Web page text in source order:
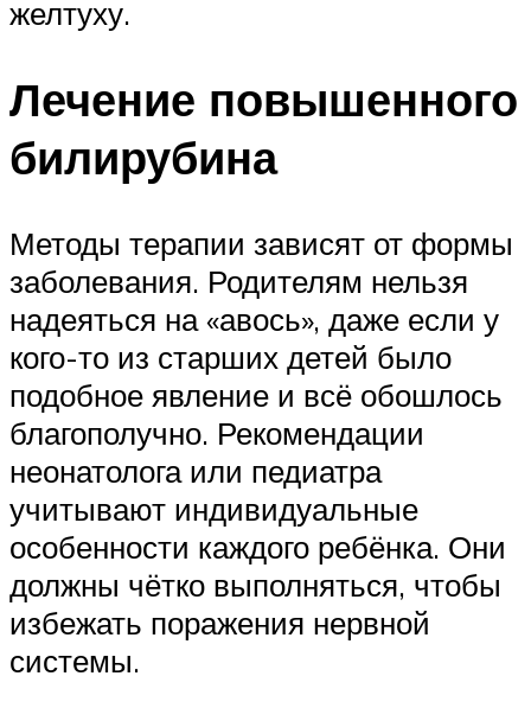
желтуху.
Лечение повышенного
билирубина
Методы терапии зависят от формы
заболевания. Родителям нельзя
надеяться на «авось», даже если у
кого-то из старших детей было
подобное явление и всё обошлось
благополучно. Рекомендации
неонатолога или педиатра
учитывают индивидуальные
особенности каждого ребёнка. Они
должны чётко выполняться, чтобы
избежать поражения нервной
системы.